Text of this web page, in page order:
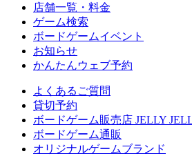
店舗一覧・料金
ゲーム検索
ボードゲームイベント
お知らせ
かんたんウェブ予約
よくあるご質問
貸切予約
ボードゲーム販売店 JELLY
ボードゲーム通販
オリジナルゲームブランド